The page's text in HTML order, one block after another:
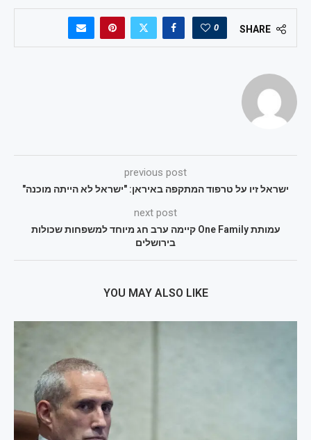
SHARE
0
previous post
ישראל זיו על טרפוד המתקפה באיראן: "ישראל לא הייתה מוכנה"
next post
עמותת One Family קיימה ערב חג מיוחד למשפחות שכולות
בירושלים
YOU MAY ALSO LIKE